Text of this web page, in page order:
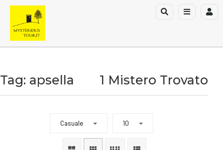
Tag: apsella 1 Mistero Trovato
Casuale 10